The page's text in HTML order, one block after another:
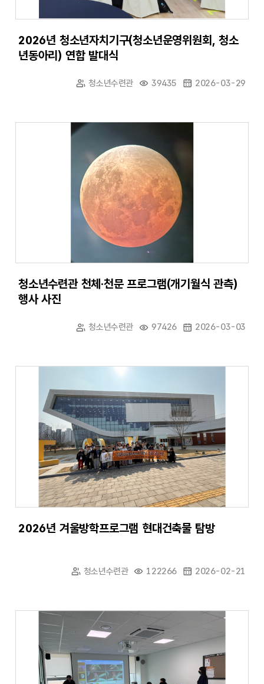
2026년 청소년자치기구(청소년운영위원회, 청소
년동아리) 연합 발대식
청소년수련관 39435 2026-03-29
청소년수련관 천체·천문 프로그램(개기월식 관측)
행사 사진
청소년수련관 97426 2026-03-03
2026년 겨울방학프로그램 현대건축물 탐방
청소년수련관 122266 2026-02-21